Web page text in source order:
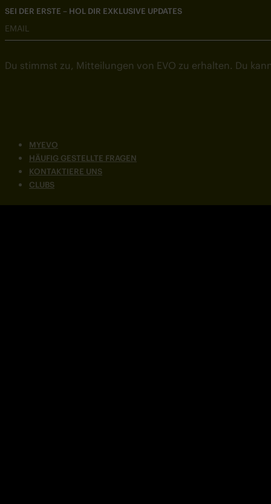
MYEVO
HÄUFIG GESTELLTE FRAGEN
KONTAKTIERE UNS
CLUBS
SEI DER ERSTE – HOL DIR EXKLUSIVE UPDATES
EMAIL
Du stimmst zu, Mitteilungen von EVO zu erhalten. Du